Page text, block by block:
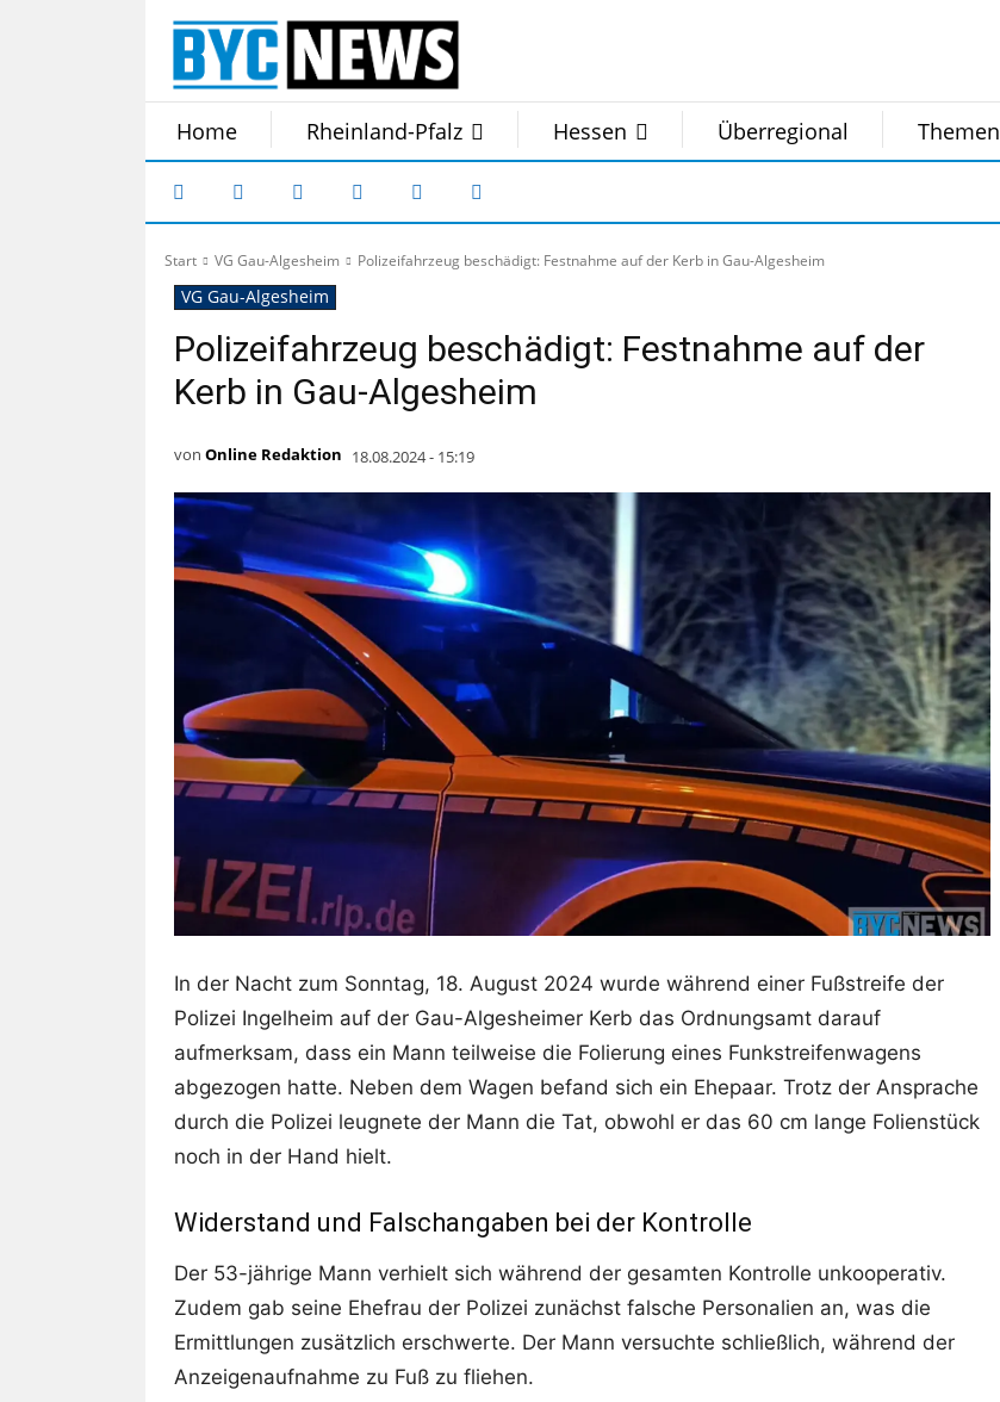
Home Rheinland-Pfalz Hessen Überregional Themen
Start VG Gau-Algesheim Polizeifahrzeug beschädigt: Festnahme auf der Kerb in Gau-Algesheim
VG Gau-Algesheim
Polizeifahrzeug beschädigt: Festnahme auf der
Kerb in Gau-Algesheim
von Online Redaktion 18.08.2024 - 15:19
In der Nacht zum Sonntag, 18. August 2024 wurde während einer Fußstreife der
Polizei Ingelheim auf der Gau-Algesheimer Kerb das Ordnungsamt darauf
aufmerksam, dass ein Mann teilweise die Folierung eines Funkstreifenwagens
abgezogen hatte. Neben dem Wagen befand sich ein Ehepaar. Trotz der Ansprache
durch die Polizei leugnete der Mann die Tat, obwohl er das 60 cm lange Folienstück
noch in der Hand hielt.
Widerstand und Falschangaben bei der Kontrolle
Der 53-jährige Mann verhielt sich während der gesamten Kontrolle unkooperativ.
Zudem gab seine Ehefrau der Polizei zunächst falsche Personalien an, was die
Ermittlungen zusätzlich erschwerte. Der Mann versuchte schließlich, während der
Anzeigenaufnahme zu Fuß zu fliehen.